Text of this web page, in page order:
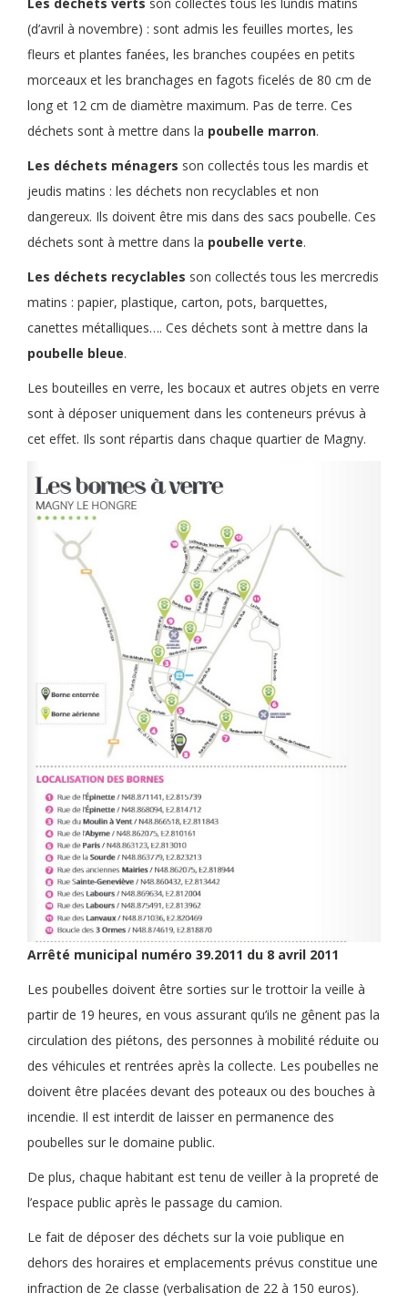
(d’avril à novembre) : sont admis les feuilles mortes, les
fleurs et plantes fanées, les branches coupées en petits
morceaux et les branchages en fagots ficelés de 80 cm de
long et 12 cm de diamètre maximum. Pas de terre. Ces
déchets sont à mettre dans la poubelle marron.
Les déchets ménagers son collectés tous les mardis et
jeudis matins : les déchets non recyclables et non
dangereux. Ils doivent être mis dans des sacs poubelle. Ces
déchets sont à mettre dans la poubelle verte.
Les déchets recyclables son collectés tous les mercredis
matins : papier, plastique, carton, pots, barquettes,
canettes métalliques…. Ces déchets sont à mettre dans la
poubelle bleue.
Les bouteilles en verre, les bocaux et autres objets en verre
sont à déposer uniquement dans les conteneurs prévus à
cet effet. Ils sont répartis dans chaque quartier de Magny.
Arrêté municipal numéro 39.2011 du 8 avril 2011
Les poubelles doivent être sorties sur le trottoir la veille à
partir de 19 heures, en vous assurant qu’ils ne gênent pas la
circulation des piétons, des personnes à mobilité réduite ou
des véhicules et rentrées après la collecte. Les poubelles ne
doivent être placées devant des poteaux ou des bouches à
incendie. Il est interdit de laisser en permanence des
poubelles sur le domaine public.
De plus, chaque habitant est tenu de veiller à la propreté de
l’espace public après le passage du camion.
Le fait de déposer des déchets sur la voie publique en
dehors des horaires et emplacements prévus constitue une
infraction de 2e classe (verbalisation de 22 à 150 euros).